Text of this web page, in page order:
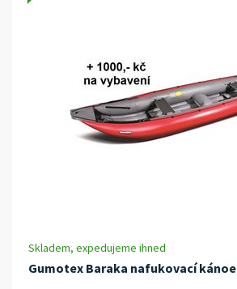
Skladem, expedujeme ihned
Gumotex Baraka nafukovací kánoe